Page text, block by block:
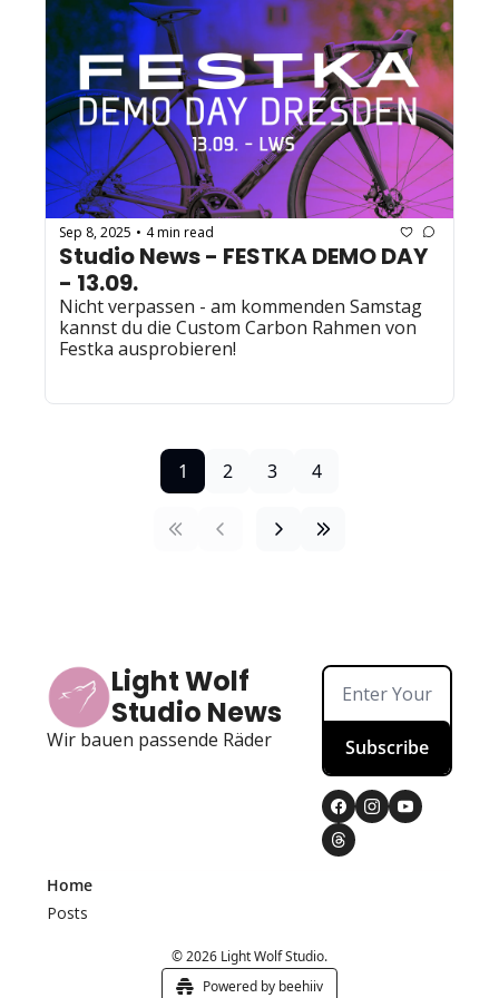
Sep 8, 2025 • 4 min read
Studio News - FESTKA DEMO DAY
- 13.09.
Nicht verpassen - am kommenden Samstag
kannst du die Custom Carbon Rahmen von
Festka ausprobieren!
1 2 3 4
Light Wolf
Studio News
Wir bauen passende Räder Subscribe
Home
Posts
© 2026 Light Wolf Studio.
Powered by beehiiv